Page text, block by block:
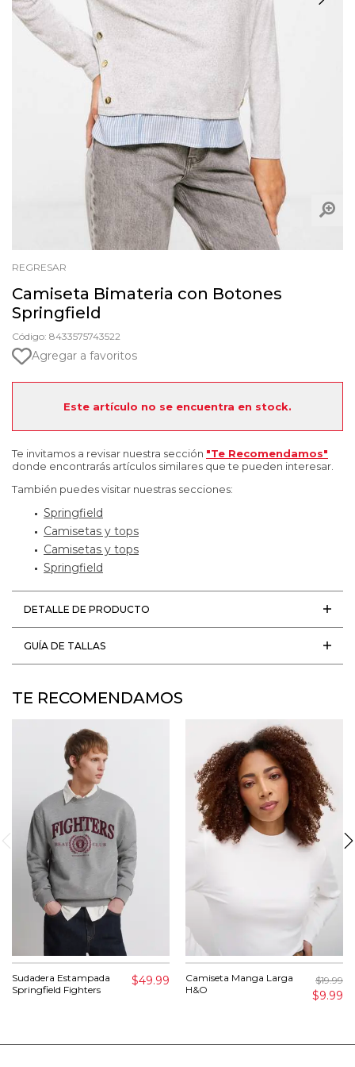
REGRESAR
Camiseta Bimateria con Botones
Springfield
Código: 8433575743522
Agregar a favoritos
Este artículo no se encuentra en stock.
Te invitamos a revisar nuestra sección "Te Recomendamos"
donde encontrarás artículos similares que te pueden interesar.
También puedes visitar nuestras secciones:
Springfield
Camisetas y tops
Camisetas y tops
Springfield
DETALLE DE PRODUCTO
GUÍA DE TALLAS
TE RECOMENDAMOS
Sudadera Estampada
Springfield Fighters
$49.99
Camiseta Manga Larga
H&O
$19.99
$9.99